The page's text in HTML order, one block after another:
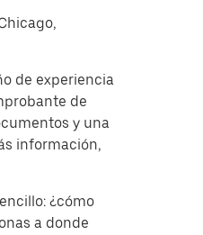
de experiencia
de
y una
información,
¿cómo
a donde